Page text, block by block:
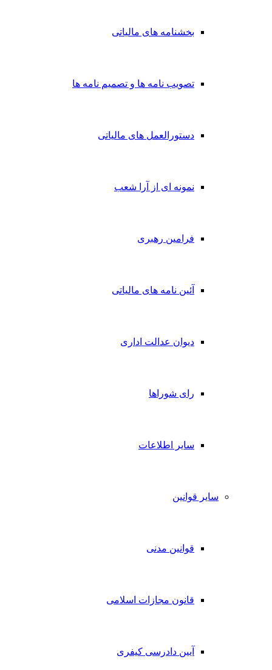
بخشنامه های مالیاتی
تصویب نامه ها و تصمیم نامه ها
دستورالعمل های مالیاتی
نمونه ای از آرا شعب
فرامین رهبری
آئین نامه های مالیاتی
دیوان عدالت اداری
رای شوراها
سایر اطلاعات
سایر قوانین
قوانین مدنی
قانون مجازات اسلامی
آیین دادرسی کیفری